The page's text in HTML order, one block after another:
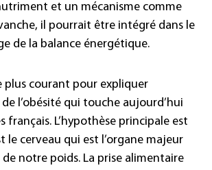
et un mécanisme comme
il pourrait être intégré dans le
de la balance énergétique.
plus courant pour expliquer
l’obésité qui touche aujourd’hui
français. L’hypothèse principale est
le cerveau qui est l’organe majeur
notre poids. La prise alimentaire